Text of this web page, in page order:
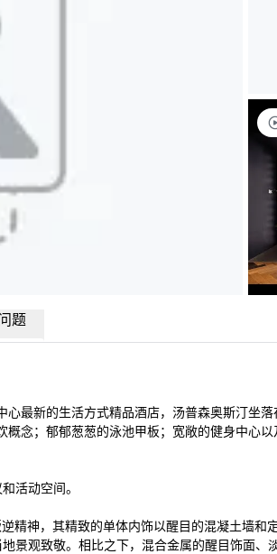
题
最新的生活方式精品酒店，汤普森奥斯汀坐
念；郁郁葱葱的泳池甲板；宽敞的健身中心
活动空间。
精神，其精致的单体内饰以醒目的混凝土墙和
景观致敬。相比之下，混合金属的醒目饰面、